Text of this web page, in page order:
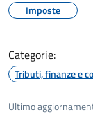
Imposte
Categorie:
Tributi, finanze e
Ultimo